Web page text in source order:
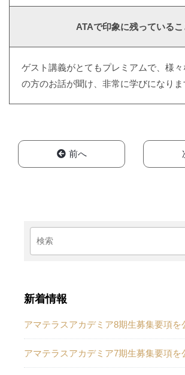
ATAで印象に残っているこ
ゲスト講義がとてもプレミアムで、様
の方のお話が聞け、非常に学びになりま
前へ
新着情報
アマテラスアカデミア8期生募集要項を
アマテラスアカデミア7期生募集要項を